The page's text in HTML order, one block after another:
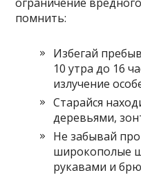
помнить:
Избегай
10 утра до 16
излучение
Старайся
деревьями,
Не забывай
широкополые
рукавами и